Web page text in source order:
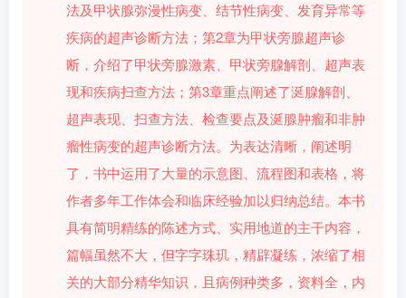
法及甲状腺弥漫性病变、结节性病变、发育异常等
疾病的超声诊断方法；第2章为甲状旁腺超声诊
断，介绍了甲状旁腺激素、甲状旁腺解剖、超声表
现和疾病扫查方法；第3章重点阐述了涎腺解剖、
超声表现、扫查方法、检查要点及涎腺肿瘤和非肿
瘤性病变的超声诊断方法。为表达清晰，阐述明
了，书中运用了大量的示意图、流程图和表格，将
作者多年工作体会和临床经验加以归纳总结。本书
具有简明精练的陈述方式、实用地道的主干内容，
篇幅虽然不大，但字字珠玑，精辟凝练，浓缩了相
关的大部分精华知识，且病例种类多，资料全，内